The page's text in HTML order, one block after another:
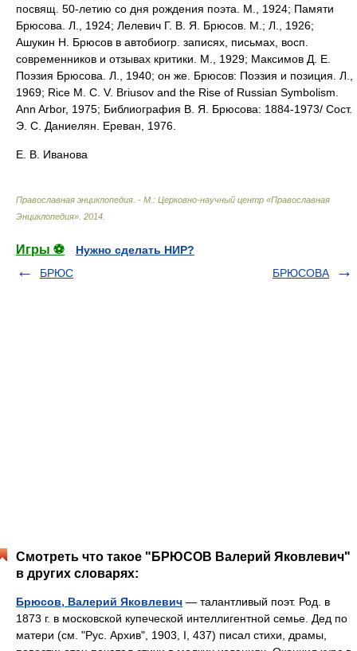
посвящ. 50-летию со дня рождения поэта. М., 1924; Памяти
Брюсова. Л., 1924; Лелевич Г. В. Я. Брюсов. М.; Л., 1926;
Ашукин Н. Брюсов в автобиогр. записях, письмах, восп.
современников и отзывах критики. М., 1929; Максимов Д. Е.
Поэзия Брюсова. Л., 1940; он же. Брюсов: Поэзия и позиция. Л.,
1969; Rice M. C. V. Briusov and the Rise of Russian Symbolism.
Ann Arbor, 1975; Библиография В. Я. Брюсова: 1884-1973/ Сост.
Э. С. Даниелян. Ереван, 1976.
Е. В. Иванова
Православная энциклопедия. - М.: Церковно-научный центр «Православная
Энциклопедия» 2014
Игры ⚽
Нужно сделать НИР?
БРЮС
БРЮСОВА
Смотреть что такое "БРЮСОВ Валерий Яковлевич"
в других словарях:
Брюсов, Валерий Яковлевич — талантливый поэт. Род. в
1873 г. в московской купеческой интеллигентной семье. Дед по
матери (см. "Рус. Архив", 1903, I, 437) писал стихи, драмы,